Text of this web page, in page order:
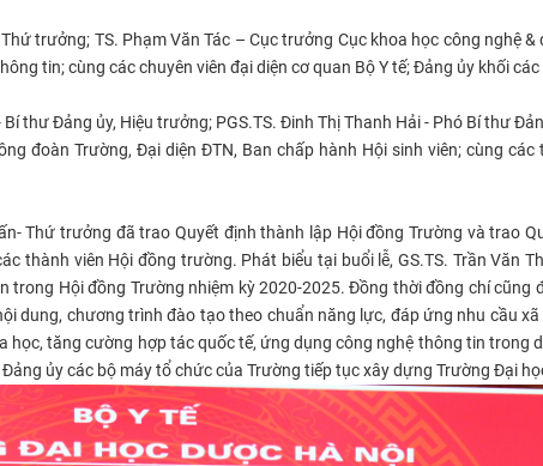
trưởng; TS. Phạm Văn Tác – Cục trưởng Cục khoa học công nghệ
tin; cùng các chuyên viên đại diện cơ quan Bộ Y tế; Đảng ủy khối
thư Đảng ủy, Hiệu trưởng; PGS.TS. Đinh Thị Thanh Hải - Phó Bí thư
đoàn Trường, Đại diện ĐTN, Ban chấp hành Hội sinh viên; cùng
Thứ trưởng đã trao Quyết định thành lập Hội đồng Trường và trao
thành viên Hội đồng trường. Phát biểu tại buổi lễ, GS.TS. Trần Văn
trong Hội đồng Trường nhiệm kỳ 2020-2025. Đồng thời đồng chí
dung, chương trình đào tạo theo chuẩn năng lực, đáp ứng nhu cầu
tăng cường hợp tác quốc tế, ứng dụng công nghệ thông tin trong
ủy các bộ máy tổ chức của Trường tiếp tục xây dựng Trường Đại